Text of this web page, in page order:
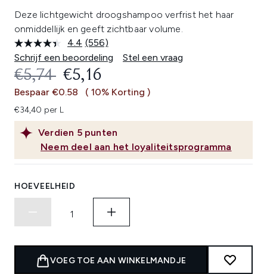
Deze lichtgewicht droogshampoo verfrist het haar
onmiddellijk en geeft zichtbaar volume.
4.4 Lees
556
beoordelingen.
Dezelfde
(556)
Schrijf een beoordeling
Stel een vraag
Verdien 5 punten
Neem deel aan het loyaliteitsprogramma
RECOMMENDED RETAIL PRICE:
€5,74 HUIDIGE PRIJS:
€5,16
Bespaar €0.58 ( 10% Korting )
€34,40 per L
HOEVEELHEID
VOEG TOE AAN WINKELMANDJE